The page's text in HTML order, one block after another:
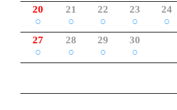
20
○
21
○
22
○
23
○
24
○
27
○
28
○
29
○
30
○